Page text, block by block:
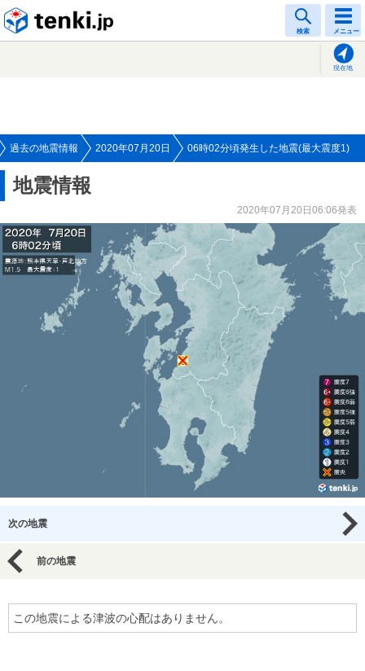
検索 メニュー
現在地
過去の地震情報 2020年07月20日 06時02分頃発生した地震(最大震度1)
地震情報
2020年07月20日06:06発表
次の地震
前の地震
この地震による津波の心配はありません。